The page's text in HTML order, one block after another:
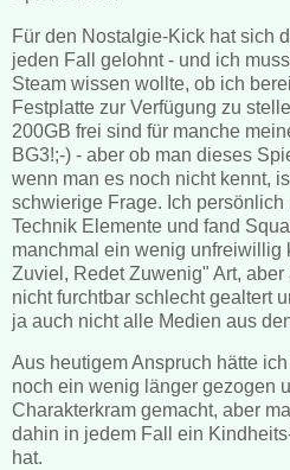
Für den Nostalgie-Kick hat sich
jeden Fall gelohnt - und ich
Steam wissen wollte, ob ich
Festplatte zur Verfügung zu
200GB frei sind für manche
BG3!;-) - aber ob man dieses
wenn man es noch nicht kennt,
schwierige Frage. Ich
Technik Elemente und fand
manchmal ein wenig unfreiwillig
Zuviel, Redet Zuwenig" Art,
nicht furchtbar schlecht gealtert
ja auch nicht alle Medien aus
Aus heutigem Anspruch hätte
noch ein wenig länger gezogen
Charakterkram gemacht, aber
dahin in jedem Fall ein
hat.